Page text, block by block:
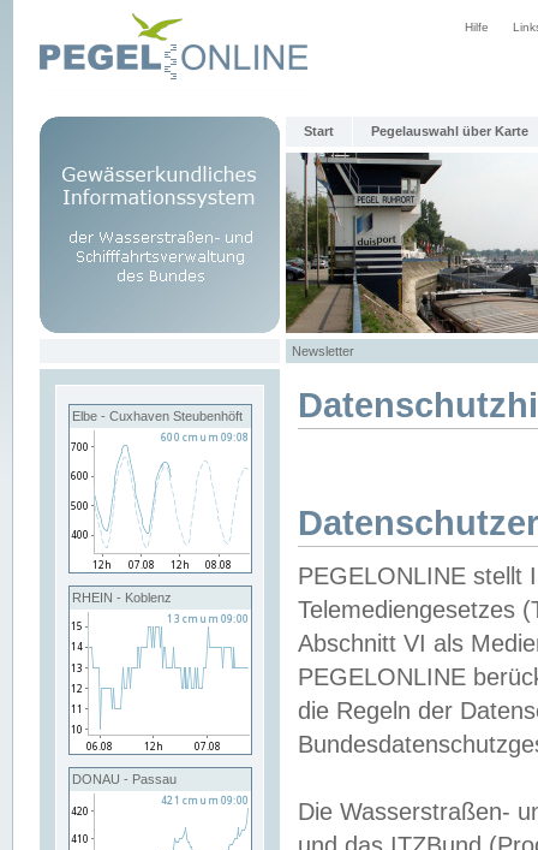
Hilfe
Start Pegelauswahl über Karte
Newsletter
Elbe - Cuxhaven Steubenhöft
RHEIN - Koblenz
DONAU - Passau
PEGELONLINE stellt
Telemediengesetzes
Abschnitt VI als
PEGELONLINE
die Regeln der
Die Wasserstraßen-